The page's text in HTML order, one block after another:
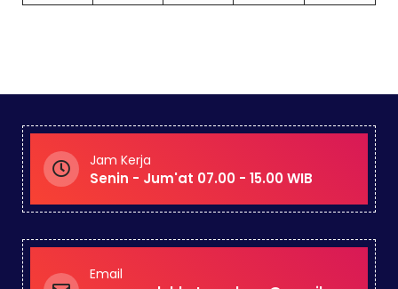
Jam Kerja
Senin - Jum'at 07.00 - 15.00 WIB
Email